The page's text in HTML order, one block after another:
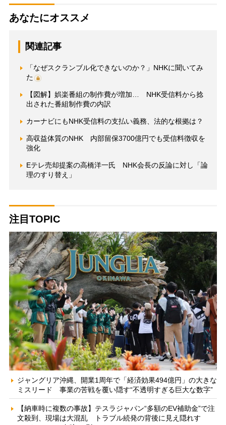
あなたにオススメ
関連記事
「なぜスクランブル化できないのか？」NHKに聞いてみ
た
【図解】娯楽番組の制作費が増加… NHK受信料から捻
出された番組制作費の内訳
カーナビにもNHK受信料の支払い義務、法的な根拠は？
高収益体質のNHK 内部留保3700億円でも受信料徴収を
強化
Eテレ売却提案の高橋洋一氏 NHK会長の反論に対し「論
理のすり替え」
注目TOPIC
ジャングリア沖縄、開業1周年で「経済効果494億円」の大きな
ミスリード 事業の苦戦を覆い隠す“不透明すぎる巨大な数字”
【納車時に複数の事故】テスラジャパン“多額のEV補助金”で注
文殺到、現場は大混乱 トラブル続発の背後に見え隠れす